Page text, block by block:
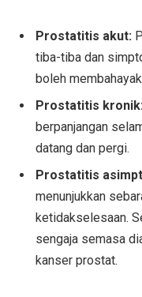
Prostatitis akut:
tiba-tiba dan
boleh
Prostatitis kronik:
berpanjangan
datang dan pergi.
Prostatitis
menunjukkan
ketidakselesaan.
sengaja semasa
kanser prostat.